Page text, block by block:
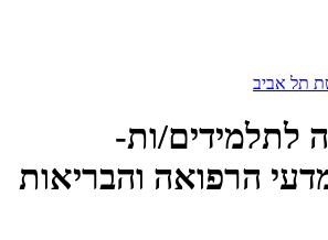
תל אביב
לתלמידים/ות-
הרפואה והבריאות